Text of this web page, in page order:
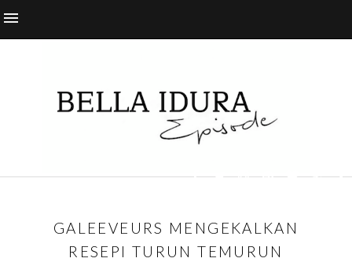
GALEEVEURS MENGEKALKAN
RESEPI TURUN TEMURUN